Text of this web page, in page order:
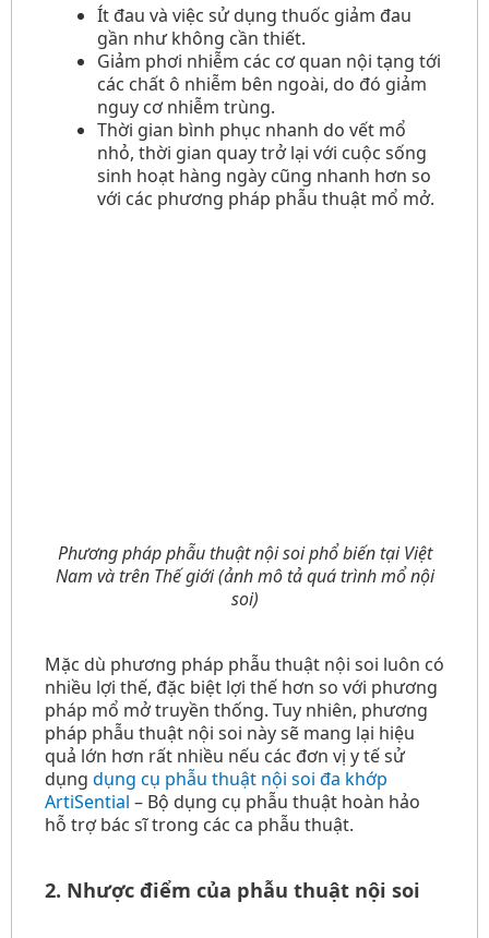
Ít đau và việc sử dụng thuốc giảm đau
gần như không cần thiết.
Giảm phơi nhiễm các cơ quan nội tạng tới
các chất ô nhiễm bên ngoài, do đó giảm
nguy cơ nhiễm trùng.
Thời gian bình phục nhanh do vết mổ
nhỏ, thời gian quay trở lại với cuộc sống
sinh hoạt hàng ngày cũng nhanh hơn so
với các phương pháp phẫu thuật mổ mở.
Phương pháp phẫu thuật nội soi phổ biến tại Việt
Nam và trên Thế giới(ảnh mô tả quá trình mổ nội
soi)
Mặc dù phương pháp phẫu thuật nội soi luôn có
nhiều lợi thế, đặc biệt lợi thế hơn so với phương
pháp mổ mở truyền thống. Tuy nhiên, phương
pháp phẫu thuật nội soi này sẽ mang lại hiệu
quả lớn hơn rất nhiều nếu các đơn vị y tế sử
dụng dụng cụ phẫu thuật nội soi đa khớp
ArtiSential – Bộ dụng cụ phẫu thuật hoàn hảo
hỗ trợ bác sĩ trong các ca phẫu thuật.
2. Nhược điểm của phẫu thuật nội soi